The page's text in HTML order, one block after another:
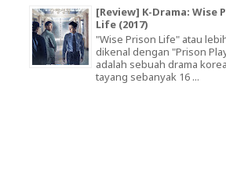
[Review] K-Drama: Wise
Life (2017)
"Wise Prison Life" atau
dikenal dengan "Prison
adalah sebuah drama
tayang sebanyak 16 ...